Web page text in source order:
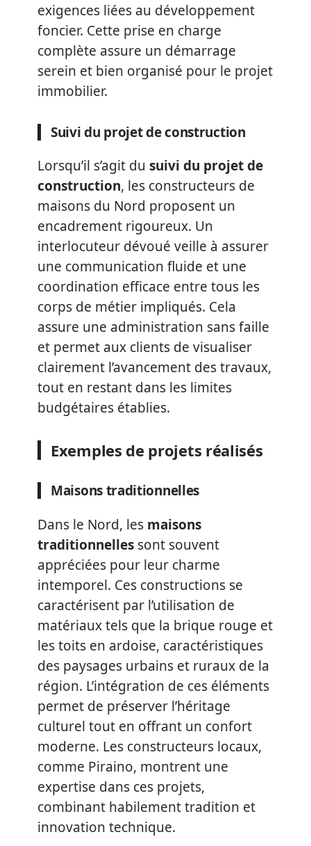
exigences liées au développement
foncier. Cette prise en charge
complète assure un démarrage
serein et bien organisé pour le projet
immobilier.
Suivi du projet de construction
Lorsqu’il s’agit du suivi du projet de
construction, les constructeurs de
maisons du Nord proposent un
encadrement rigoureux. Un
interlocuteur dévoué veille à assurer
une communication fluide et une
coordination efficace entre tous les
corps de métier impliqués. Cela
assure une administration sans faille
et permet aux clients de visualiser
clairement l’avancement des travaux,
tout en restant dans les limites
budgétaires établies.
Exemples de projets réalisés
Maisons traditionnelles
Dans le Nord, les maisons
traditionnelles sont souvent
appréciées pour leur charme
intemporel. Ces constructions se
caractérisent par l’utilisation de
matériaux tels que la brique rouge et
les toits en ardoise, caractéristiques
des paysages urbains et ruraux de la
région. L’intégration de ces éléments
permet de préserver l’héritage
culturel tout en offrant un confort
moderne. Les constructeurs locaux,
comme Piraino, montrent une
expertise dans ces projets,
combinant habilement tradition et
innovation technique.